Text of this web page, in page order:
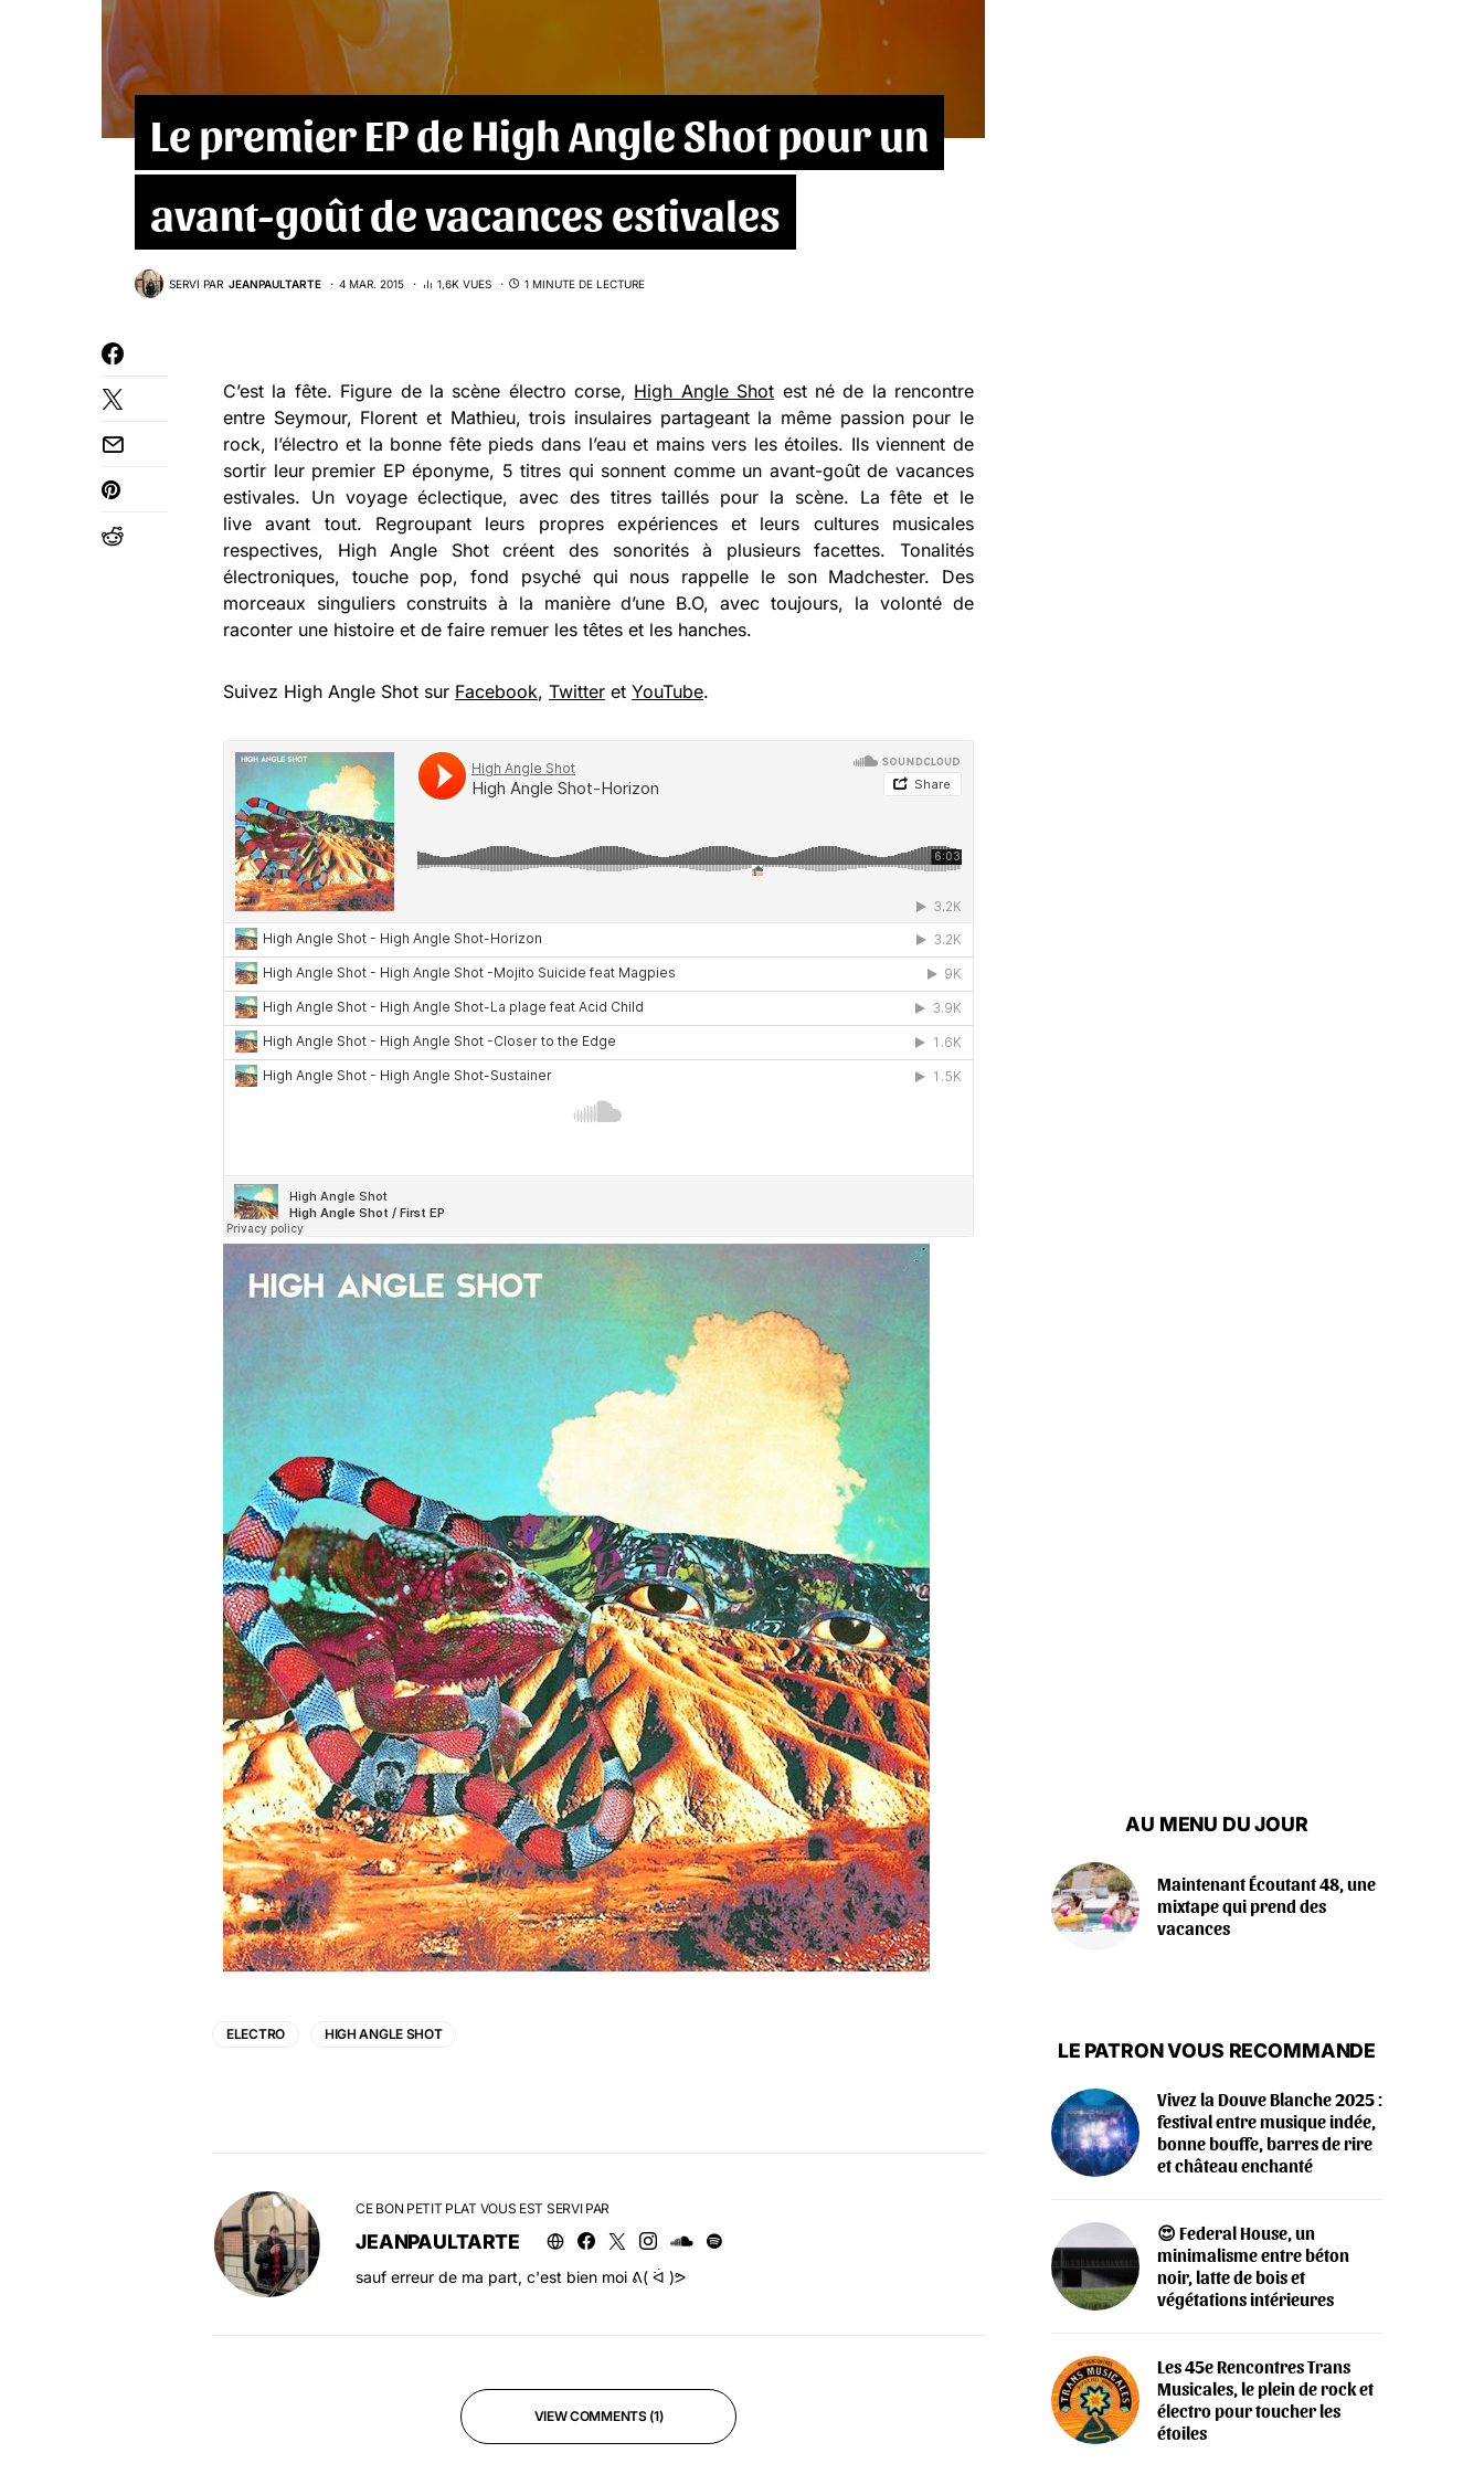
Le premier EP de High Angle Shot pour un
avant-goût de vacances estivales
SERVI PAR JEANPAULTARTE 4 MAR. 2015 1,6K VUES 1 MINUTE DE LECTURE
C’est la fête. Figure de la scène électro corse, High Angle Shot est né de la rencontre
entre Seymour, Florent et Mathieu, trois insulaires partageant la même passion pour le
rock, l’électro et la bonne fête pieds dans l’eau et mains vers les étoiles. Ils viennent de
sortir leur premier EP éponyme, 5 titres qui sonnent comme un avant-goût de vacances
estivales. Un voyage éclectique, avec des titres taillés pour la scène. La fête et le
live avant tout. Regroupant leurs propres expériences et leurs cultures musicales
respectives, High Angle Shot créent des sonorités à plusieurs facettes. Tonalités
électroniques, touche pop, fond psyché qui nous rappelle le son Madchester. Des
morceaux singuliers construits à la manière d’une B.O, avec toujours, la volonté de
raconter une histoire et de faire remuer les têtes et les hanches.
Suivez High Angle Shot sur Facebook, Twitter et YouTube.
ELECTRO HIGH ANGLE SHOT
CE BON PETIT PLAT VOUS EST SERVI PAR
JEANPAULTARTE
sauf erreur de ma part, c'est bien moi ᕕ( ᐛ )ᕗ
VIEW COMMENTS (1)
AU MENU DU JOUR
Maintenant Écoutant 48, une
mixtape qui prend des
vacances
LE PATRON VOUS RECOMMANDE
Vivez la Douve Blanche 2025 :
festival entre musique indée,
bonne bouffe, barres de rire
et château enchanté
😍 Federal House, un
minimalisme entre béton
noir, latte de bois et
végétations intérieures
Les 45e Rencontres Trans
Musicales, le plein de rock et
électro pour toucher les
étoiles